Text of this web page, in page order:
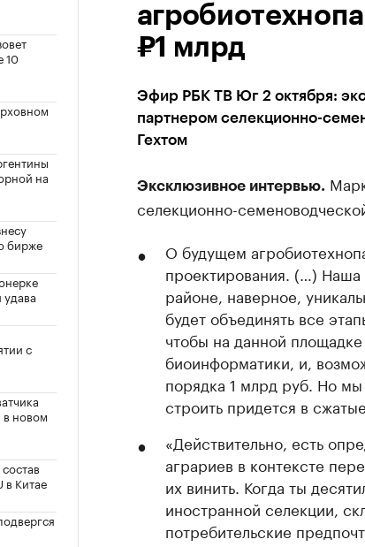
10
на
бирже
удава
с
новом
в Китае
₽1 млрд
Эфир РБК ТВ Юг 2 октября:
партнером селекционно-
Гехтом
Эксклюзивное интервью.
селекционно-
О будущем
проектирования. (…) Наша
районе, наверное,
будет объединять все
чтобы на данной
биоинформатики, и,
порядка 1 млрд руб. Но
строить придется в
«Действительно, есть
аграриев в контексте
их винить. Когда ты
иностранной селекции,
потребительские